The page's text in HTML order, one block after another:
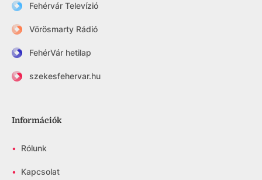
Fehérvár Televízió
Vörösmarty Rádió
FehérVár hetilap
szekesfehervar.hu
Információk
• Rólunk
• Kapcsolat